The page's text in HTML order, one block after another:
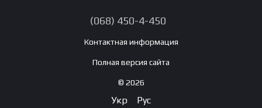
(068) 450-4-450
Контактная информация
Полная версия сайта
© 2026
Укр Рус